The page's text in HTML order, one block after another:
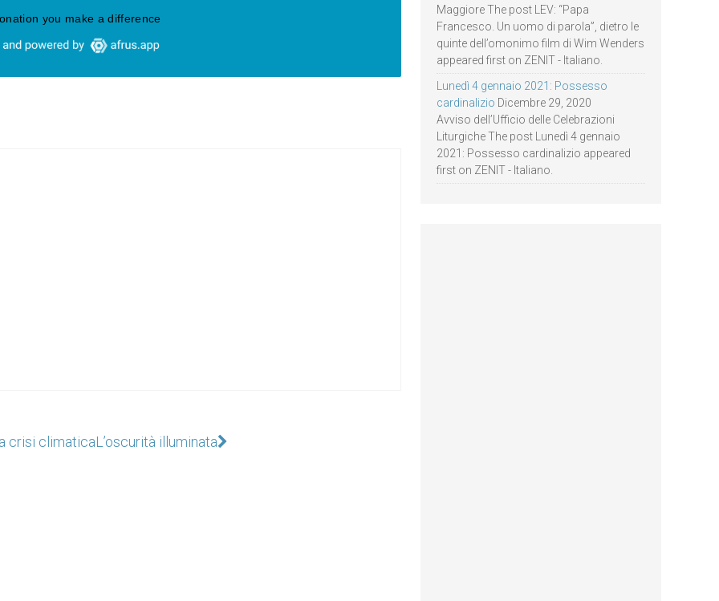
crisi climaticaL’oscurità illuminata
Maggiore The post LEV: “Papa
Francesco. Un uomo di parola”, dietro le
quinte dell’omonimo film di Wim Wenders
appeared first on ZENIT - Italiano.
Lunedì 4 gennaio 2021: Possesso
cardinalizio Dicembre 29, 2020
Avviso dell’Ufficio delle Celebrazioni
Liturgiche The post Lunedì 4 gennaio
2021: Possesso cardinalizio appeared
first on ZENIT - Italiano.